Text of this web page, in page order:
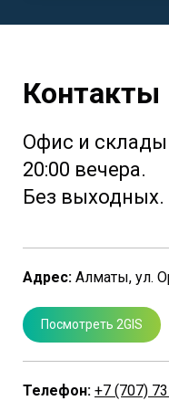
Контакты
Офис и склады
20:00 вечера.
Без выходных.
Адрес: Алматы, ул.
Посмотреть 2GIS
Телефон: +7 (707)